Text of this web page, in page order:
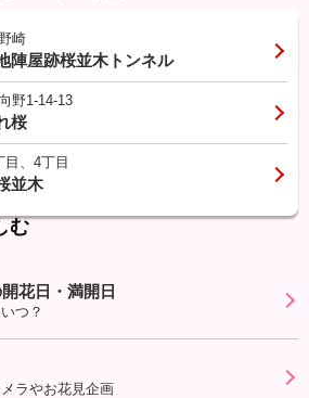
崎
陣屋跡桜並木トンネル
野1-14-13
桜
、4丁目
並木
む
花日・満開日
つ？
ラやお花見企画